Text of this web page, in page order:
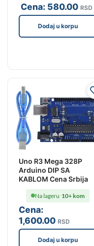
Cena: 580.00 RSD
Dodaj u korpu
Uno R3 Mega 328P
Arduino DIP SA
KABLOM Cena Srbija
Cena:
1,600.00 RSD
Na lageru 10+ kom
Dodaj u korpu